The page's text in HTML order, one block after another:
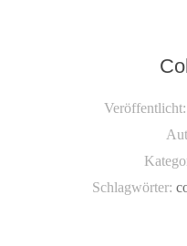
Veröffentlicht:
Schlagwörter: